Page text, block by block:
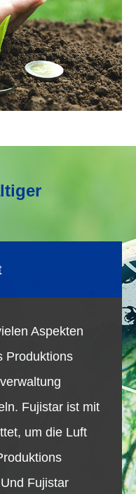
Aspekten
Produktions
Fujistar ist mit
um die Luft
Fujistar